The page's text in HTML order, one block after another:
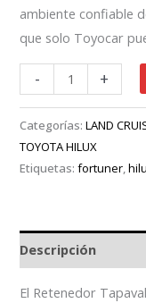
ambiente confiable
que solo Toyocar
- +
Categorías:LAND
TOYOTA HILUX
Etiquetas:fortuner,
Descripción
El Retenedor